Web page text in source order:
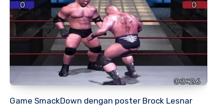
Game SmackDown dengan poster Brock Lesnar